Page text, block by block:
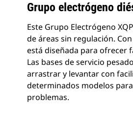
Grupo electrógeno
Este Grupo Electrógeno
de áreas sin regulación.
está diseñada para ofrecer
Las bases de servicio
arrastrar y levantar con
determinados modelos
problemas.